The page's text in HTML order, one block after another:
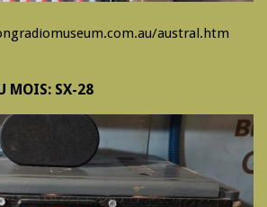
austral.htm
MOIS: SX-28